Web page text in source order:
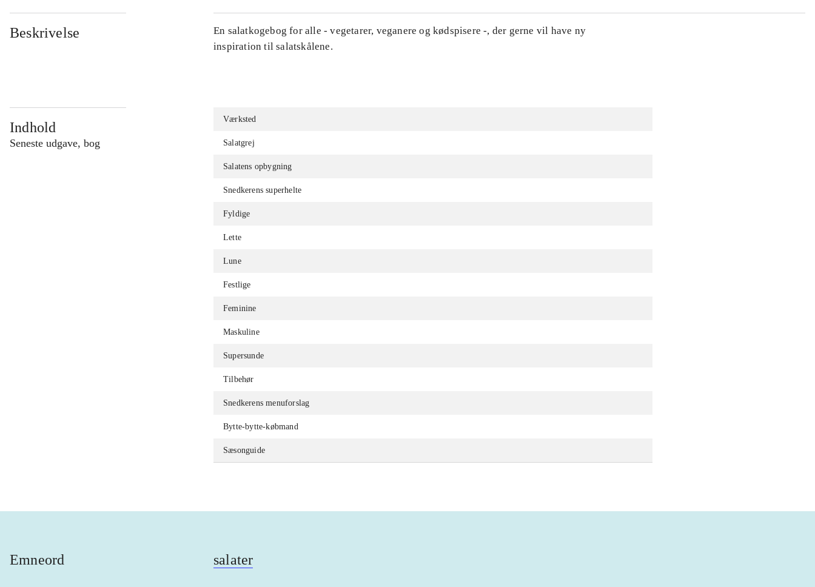
Beskrivelse
En salatkogebog for alle - vegetarer, veganere og kødspisere -, der gerne vil have ny
inspiration til salatskålene.
Indhold
Seneste udgave, bog
Værksted
Salatgrej
Salatens opbygning
Snedkerens superhelte
Fyldige
Lette
Lune
Festlige
Feminine
Maskuline
Supersunde
Tilbehør
Snedkerens menuforslag
Bytte-bytte-købmand
Sæsonguide
Emneord salater